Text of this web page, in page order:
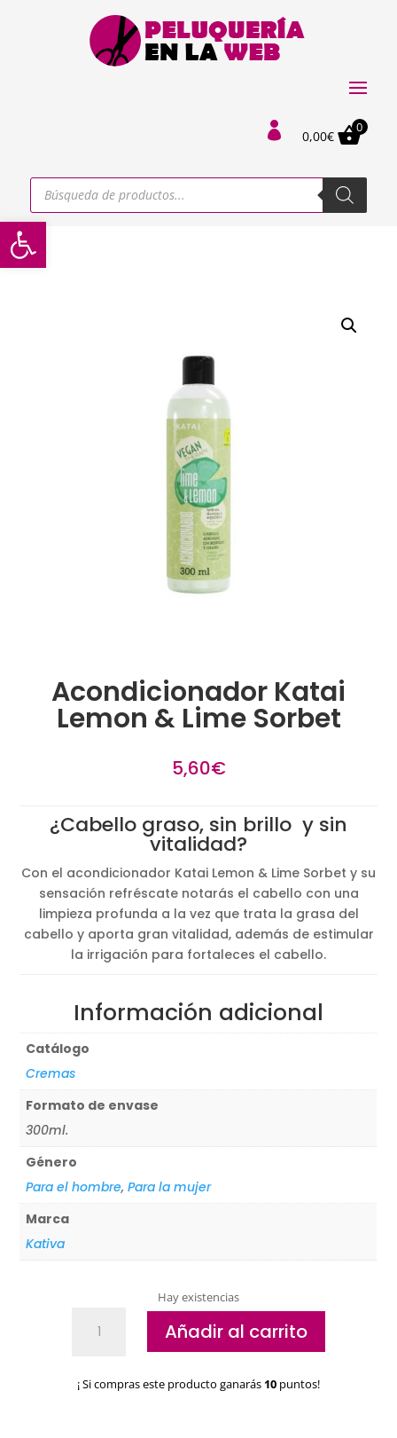
Abrir barra de herramientas
 0,00€
0
Búsqueda
productos
Acondicionador Katai
Lemon & Lime Sorbet
5,60€
¿Cabello graso, sin brillo y sin
vitalidad?
Con el acondicionador Katai Lemon & Lime Sorbet y su
sensación refréscate notarás el cabello con una
limpieza profunda a la vez que trata la grasa del
cabello y aporta gran vitalidad, además de estimular
la irrigación para fortaleces el cabello.
Información adicional
Catálogo
Cremas
Formato de envase
300ml.
Género
Para el hombre,Para la mujer
Marca
Kativa
Hay existencias
Acondicionador
Katai
Añadir al carrito
¡ Si compras este producto ganarás 10 puntos!